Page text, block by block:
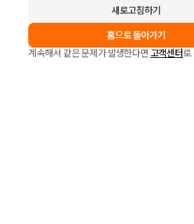
새로고침하기
홈으로 돌아가기
계속해서 같은 문제가 발생한다면 고객센터로